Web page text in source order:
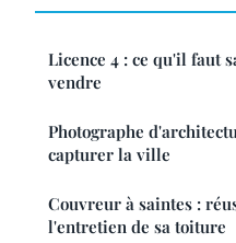
Licence 4 : ce qu'il faut
vendre
Photographe
capturer la ville
Couvreur à saintes :
l'entretien de sa toiture